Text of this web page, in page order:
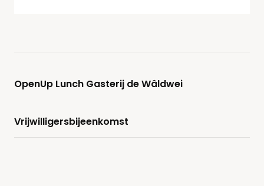
OpenUp Lunch Gasterij de Wâldwei
Vrijwilligersbijeenkomst